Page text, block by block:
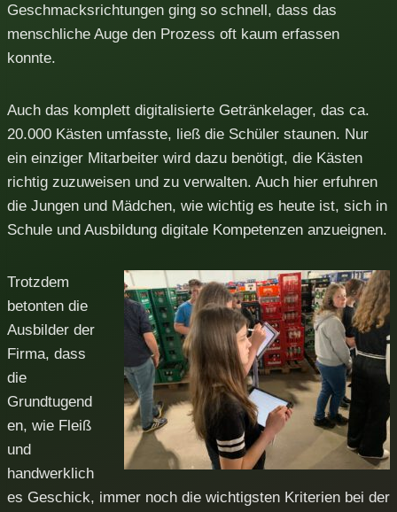
Geschmacksrichtungen ging so schnell, dass das
menschliche Auge den Prozess oft kaum erfassen
konnte.
Auch das komplett digitalisierte Getränkelager, das ca.
20.000 Kästen umfasste, ließ die Schüler staunen. Nur
ein einziger Mitarbeiter wird dazu benötigt, die Kästen
richtig zuzuweisen und zu verwalten. Auch hier erfuhren
die Jungen und Mädchen, wie wichtig es heute ist, sich in
Schule und Ausbildung digitale Kompetenzen anzueignen.
Trotzdem
betonten die
Ausbilder der
Firma, dass
die
Grundtugend
en, wie Fleiß
und
handwerklich
es Geschick, immer noch die wichtigsten Kriterien bei der